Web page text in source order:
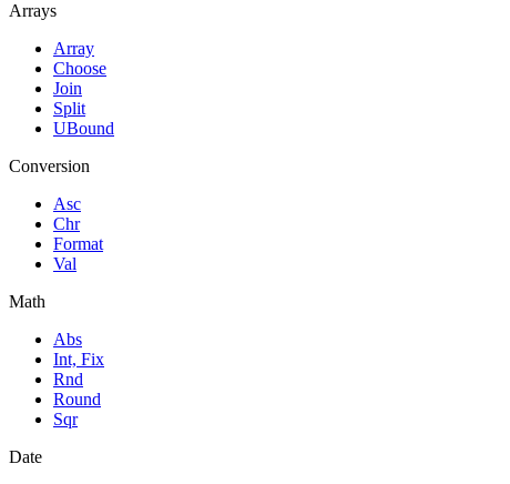
Arrays
Array
Choose
Join
Split
UBound
Conversion
Asc
Chr
Format
Val
Math
Abs
Int, Fix
Rnd
Round
Sqr
Date